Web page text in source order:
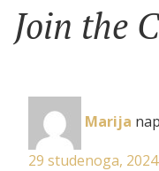
Join the
Marija
29 studenoga,